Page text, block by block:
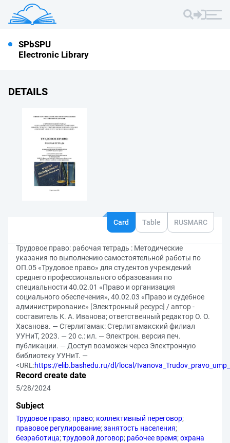
SPbSPU
Electronic Library
DETAILS
Card Table RUSMARC
Трудовое право: рабочая тетрадь : Методические
указания по выполнению самостоятельной работы по
ОП.05 «Трудовое право» для студентов учреждений
среднего профессионального образования по
специальности 40.02.01 «Право и организация
социального обеспечения», 40.02.03 «Право и судебное
администрирование» [Электронный ресурс] / автор -
составитель К. А. Иванова; ответственный редактор О. О.
Хасанова. — Стерлитамак: Стерлитамакский филиал
УУНиТ, 2023. — 20 с.: ил. — Электрон. версия печ.
публикации. — Доступ возможен через Электронную
библиотеку УУНиТ. —
<URL:https://elib.bashedu.ru/dl/local/
Record create date
5/28/2024
Subject
Трудовое право; право; коллективный переговор;
правовое регулирование;занятость населения;
безработица;трудовой договор; рабочее время;охрана